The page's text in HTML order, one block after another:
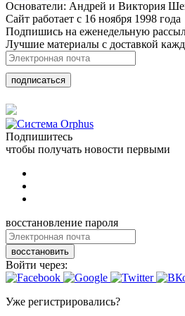
Основатели: Андрей и Виктория
Сайт работает с 16 ноября 1998 года
Подпишись на еженедельную
Лучшие материалы с доставкой
подписаться
Подпишитесь
чтобы получать новости первыми
восстановление пароля
восстановить
Войти через:
Уже регистрировались?